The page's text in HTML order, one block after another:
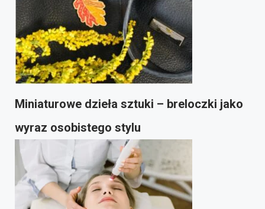
Miniaturowe dzieła sztuki – breloczki jako
wyraz osobistego stylu